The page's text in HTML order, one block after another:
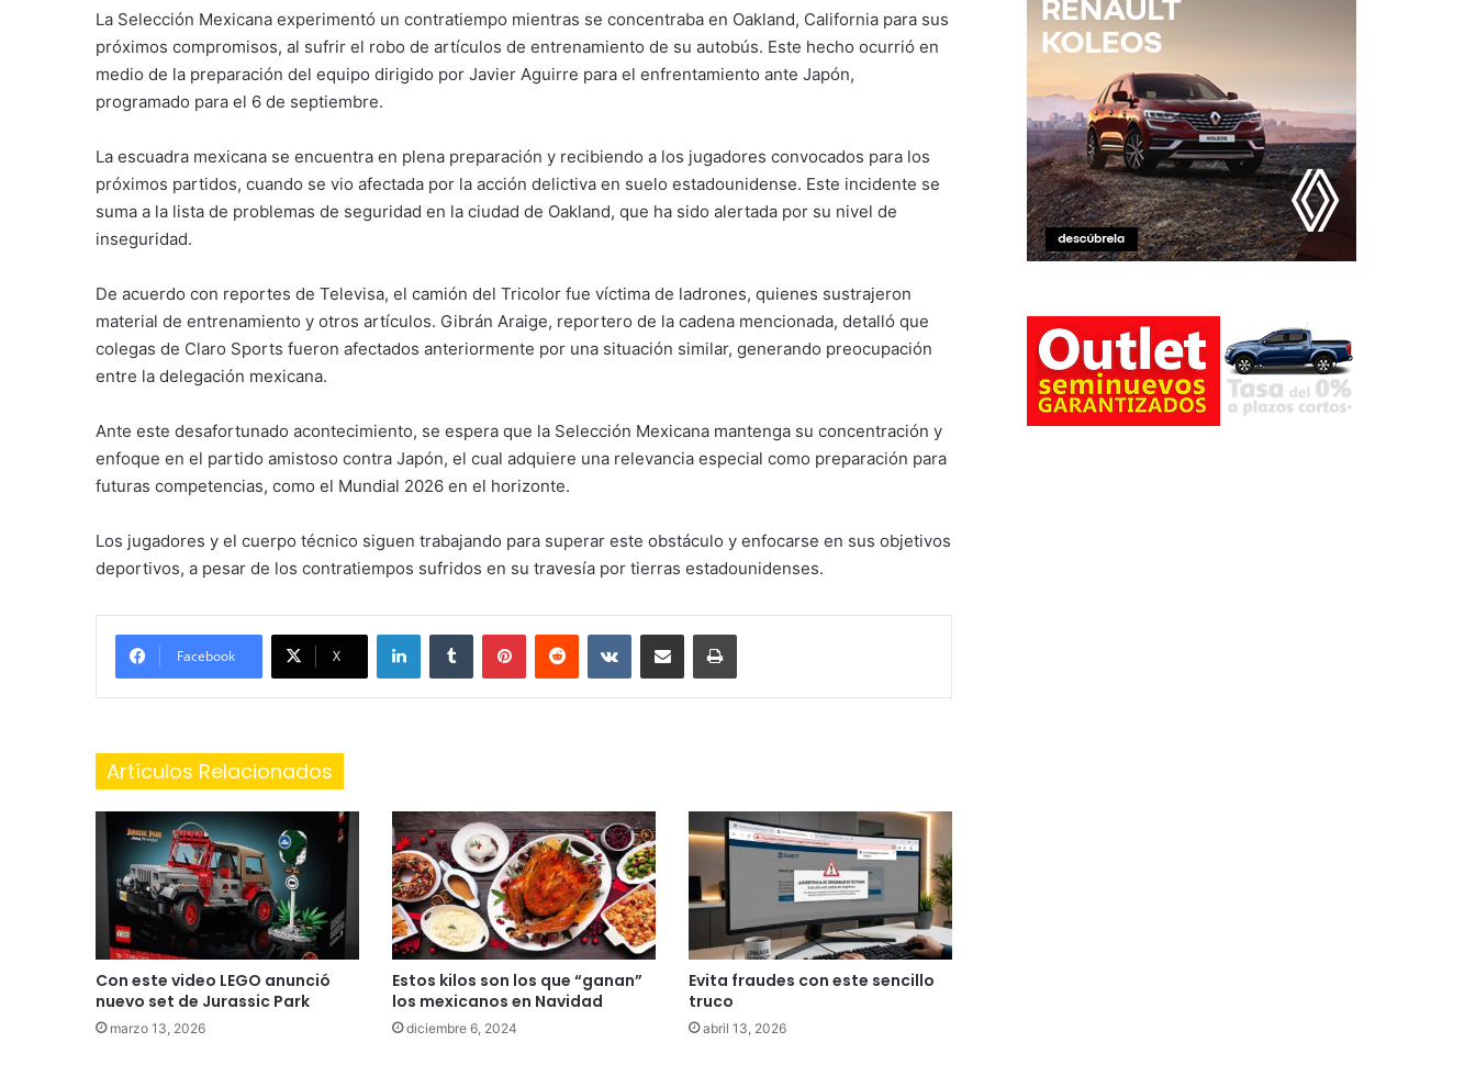
La Selección Mexicana experimentó un contratiempo mientras se concentraba en Oakland, California para sus
próximos compromisos, al sufrir el robo de artículos de entrenamiento de su autobús. Este hecho ocurrió en
medio de la preparación del equipo dirigido por Javier Aguirre para el enfrentamiento ante Japón,
programado para el 6 de septiembre.
La escuadra mexicana se encuentra en plena preparación y recibiendo a los jugadores convocados para los
próximos partidos, cuando se vio afectada por la acción delictiva en suelo estadounidense. Este incidente se
suma a la lista de problemas de seguridad en la ciudad de Oakland, que ha sido alertada por su nivel de
inseguridad.
De acuerdo con reportes de Televisa, el camión del Tricolor fue víctima de ladrones, quienes sustrajeron
material de entrenamiento y otros artículos. Gibrán Araige, reportero de la cadena mencionada, detalló que
colegas de Claro Sports fueron afectados anteriormente por una situación similar, generando preocupación
entre la delegación mexicana.
Ante este desafortunado acontecimiento, se espera que la Selección Mexicana mantenga su concentración y
enfoque en el partido amistoso contra Japón, el cual adquiere una relevancia especial como preparación para
futuras competencias, como el Mundial 2026 en el horizonte.
Los jugadores y el cuerpo técnico siguen trabajando para superar este obstáculo y enfocarse en sus objetivos
deportivos, a pesar de los contratiempos sufridos en su travesía por tierras estadounidenses.
Facebook X
LinkedInTumblr PinterestReddit VKontakteShare via Email Print
Artículos Relacionados
Con este video LEGO anunció
nuevo set de Jurassic Park
marzo 13, 2026
Estos kilos son los que “ganan”
los mexicanos en Navidad
diciembre 6, 2024
Evita fraudes con este sencillo
truco
abril 13, 2026